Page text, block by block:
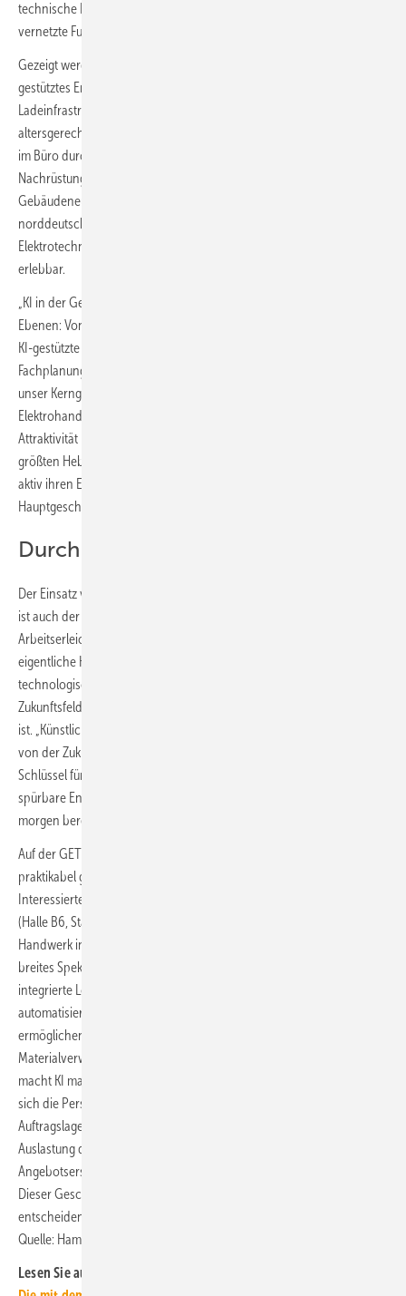
technische Facility Management herstellerneutral über intelligent
vernetzte Funktionalitäten informieren.
Gezeigt werden Lösungen aus Bereichen wie Energieeffizienz, KI-
gestütztes Energiemanagement, Sicherheits- und Lichttechnik sowie
Ladeinfrastruktur für Elektromobilität. Zudem ermöglichen sie
altersgerechtes Wohnen unterstützt von KI und effizienteres Arbeiten
im Büro durch Human Centric Lighting – ideal sowohl für die
Nachrüstung bestehender Gebäude als auch für den
Gebäudeneubau. Ergänzend dazu ist am Verbändestand der
norddeutschen E-Handwerke (Halle B6, Stand 672) die Zukunft der
Elektrotechnik durch anschauliche Präsentationen neuartiger Trends
erlebbar.
„KI in der Gebäudetechnik bedeutet spürbare Entlastung auf allen
Ebenen: Von der automatisierten Angebotserstellung im Büro über die
KI-gestützte Dokumentation auf der Baustelle bis hin zur intelligenten
Fachplanung gewinnen wir wertvolle Ressourcen zurück, die wir für
unser Kerngeschäft dringend benötigen. Damit macht KI das
Elektrohandwerk nicht nur effizienter, sondern steigert auch dessen
Attraktivität massiv. Wir sehen in der künstlichen Intelligenz einen der
größten Hebel für die Zukunftsfähigkeit unserer Betriebe und fördern
aktiv ihren Einsatz in Planung und Ausführung“, so Timm Göckens,
Hauptgeschäftsführer NFE.
Durch KI zurück zum Wesentlichen
Der Einsatz von KI ist nicht auf die Gebäudetechnik beschränkt – sie
ist auch der Schlüssel zu moderner Betriebsführung und spürbarer
Arbeitserleichterung im Handwerk, sodass Freiräume für das
eigentliche Kerngeschäft entstehen. Zugleich positioniert die
technologische Transformation die Branche als innovatives
Zukunftsfeld, was ein starkes Signal für die Gewinnung junger Talente
ist. „Künstliche Intelligenz entwickelt sich im Handwerk immer mehr
von der Zukunftsvision zum zentralen Produktivitätsfaktor. Als
Schlüssel für gesteigerte Effizienz, prozessuale Optimierung und
spürbare Entlastung im Büro sichert KI die Wettbewerbsfähigkeit von
morgen bereits heute.
Auf der GET Nord präsentieren wir Lösungen, die diesen Wandel
praktikabel gestalten“, sagt Anne Spielberg, Director der GET Nord.
Interessierte können sich im neu geschaffenen InnovationsForum
(Halle B6, Stand 300) umfassend über den Einsatz von KI im
Handwerk informieren. Daneben erwartet Fachbesuchende ein
breites Spektrum an KI-Software: Die Anbieter zeigen, wie KI-
integrierte Lösungen Arbeitsabläufe unterstützen, Prozesse
automatisieren und fundierte, datenbasierte Entscheidungen
ermöglichen. Von der automatisierten Belegverarbeitung über
Materialverwaltung bis zum KI-gestützten Kundenservice per Chatbot,
macht KI manuelle Eingriffe überflüssig. Durch KI-gestützte Tools lässt
sich die Personaleinsatzplanung dynamisch an die aktuelle
Auftragslage anpassen, was Leerlaufzeiten reduziert und die
Auslastung der Fachkräfte optimiert. Ferner verkürzt KI-gestützte
Angebotserstellung den Prozess von Stunden auf wenige Minuten.
Dieser Geschwindigkeitsvorteil sichert Unternehmen einen
entscheidenden Vorsprung im Wettbewerb. ■
Quelle: Hamburg Messe und Congress / ml
Lesen Sie auch: